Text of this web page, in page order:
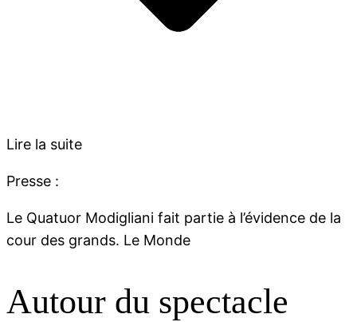
Lire la suite
Presse :
Le Quatuor Modigliani fait partie à l’évidence de la
cour des grands. Le Monde
Autour du spectacle